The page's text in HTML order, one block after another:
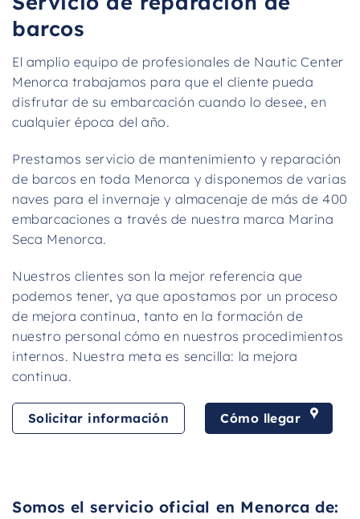
barcos
El amplio equipo de profesionales de Nautic Center
Menorca trabajamos para que el cliente pueda
disfrutar de su embarcación cuando lo desee, en
cualquier época del año.
Prestamos servicio de mantenimiento y reparación
de barcos en toda Menorca y disponemos de varias
naves para el invernaje y almacenaje de más de 400
embarcaciones a través de nuestra marca Marina
Seca Menorca.
Nuestros clientes son la mejor referencia que
podemos tener, ya que apostamos por un proceso
de mejora continua, tanto en la formación de
nuestro personal cómo en nuestros procedimientos
internos. Nuestra meta es sencilla: la mejora
continua.
Solicitar información Cómo llegar
Somos el servicio oficial en Menorca de: